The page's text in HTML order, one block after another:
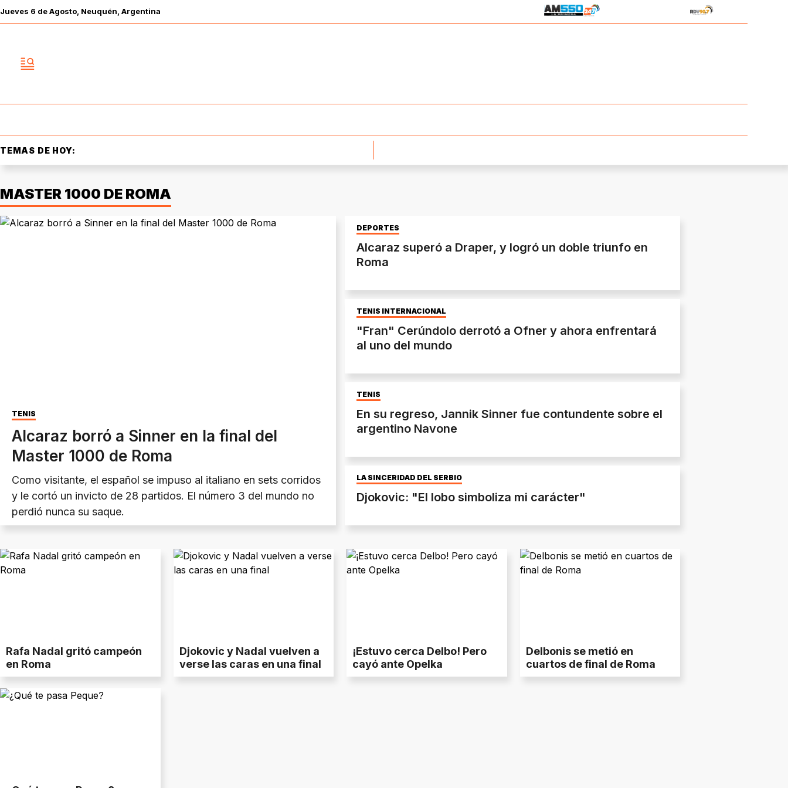
Jueves 6 deAgosto , Neuquén, Argentina
TEMAS DE HOY:
MASTER 1000 DE ROMA
TENIS
Alcaraz borró a Sinner en la final del
Master 1000 de Roma
Como visitante, el español se impuso al italiano en sets corridos
y le cortó un invicto de 28 partidos. El número 3 del mundo no
perdió nunca su saque.
DEPORTES
Alcaraz superó a Draper, y logró un doble triunfo en
Roma
TENIS INTERNACIONAL
"Fran" Cerúndolo derrotó a Ofner y ahora enfrentará
al uno del mundo
TENIS
En su regreso, Jannik Sinner fue contundente sobre el
argentino Navone
LA SINCERIDAD DEL SERBIO
Djokovic: "El lobo simboliza mi carácter"
Rafa Nadal gritó campeón
en Roma
Djokovic y Nadal vuelven a
verse las caras en una final
¡Estuvo cerca Delbo! Pero
cayó ante Opelka
Delbonis se metió en
cuartos de final de Roma